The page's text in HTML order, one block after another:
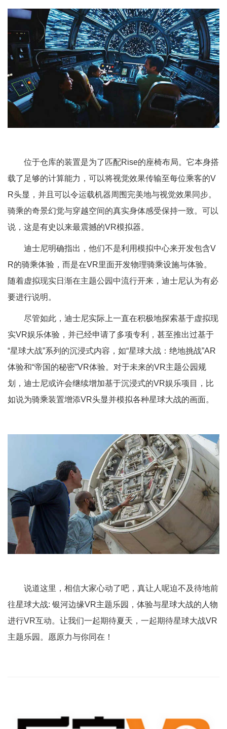
位于仓库的装置是为了匹配Rise的座椅布局。它本身搭
载了足够的计算能力，可以将视觉效果传输至每位乘客的V
R头显，并且可以令运载机器周围完美地与视觉效果同步。
骑乘的奇景幻觉与穿越空间的真实身体感受保持一致。可以
说，这是有史以来最震撼的VR模拟器。
迪士尼明确指出，他们不是利用模拟中心来开发包含V
R的骑乘体验，而是在VR里面开发物理骑乘设施与体验。
随着虚拟现实日渐在主题公园中流行开来，迪士尼认为有必
要进行说明。
尽管如此，迪士尼实际上一直在积极地探索基于虚拟现
实VR娱乐体验，并已经申请了多项专利，甚至推出过基于
“星球大战”系列的沉浸式内容，如“星球大战：绝地挑战”AR
体验和“帝国的秘密”VR体验。对于未来的VR主题公园规
划，迪士尼或许会继续增加基于沉浸式的VR娱乐项目，比
如说为骑乘装置增添VR头显并模拟各种星球大战的画面。
说道这里，相信大家心动了吧，真让人呢迫不及待地前
往星球大战: 银河边缘VR主题乐园，体验与星球大战的人物
进行VR互动。让我们一起期待夏天，一起期待星球大战VR
主题乐园。愿原力与你同在！